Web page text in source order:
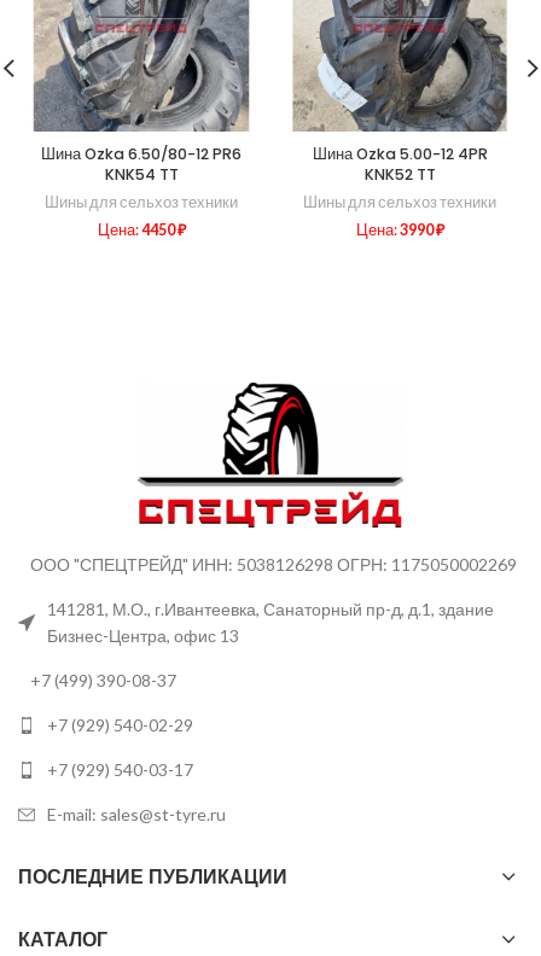
Шина Ozka 6.50/80-12 PR6
KNK54 TT
Шины для сельхоз техники
Цена:4450₽
Шина Ozka 5.00-12 4PR
KNK52 TT
Шины для сельхоз техники
Цена:3990₽
ООО "СПЕЦТРЕЙД" ИНН: 5038126298 ОГРН: 1175050002269
141281, М.О., г.Ивантеевка, Санаторный пр-д, д.1, здание
Бизнес-Центра, офис 13
+7 (499) 390-08-37
+7 (929) 540-02-29
+7 (929) 540-03-17
E-mail: sales@st-tyre.ru
ПОСЛЕДНИЕ ПУБЛИКАЦИИ
КАТАЛОГ